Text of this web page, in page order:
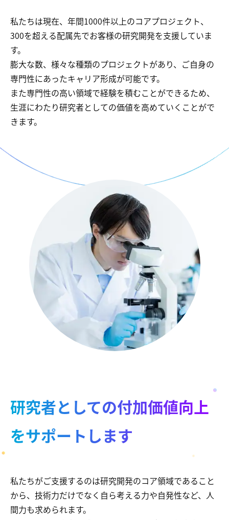
私たちは現在、年間1000件以上のコアプロジェクト、
300を超える配属先でお客様の研究開発を支援していま
す。
膨大な数、様々な種類のプロジェクトがあり、ご自身の
専門性にあったキャリア形成が可能です。
また専門性の高い領域で経験を積むことができるため、
生涯にわたり研究者としての価値を高めていくことがで
きます。
研究者としての付加価値向上
をサポートします
私たちがご支援するのは研究開発のコア領域であること
から、技術力だけでなく自ら考える力や自発性など、人
間力も求められます。